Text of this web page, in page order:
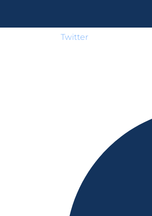
Twitter